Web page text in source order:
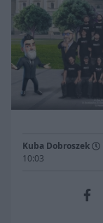
Kuba Dobroszek
10:03